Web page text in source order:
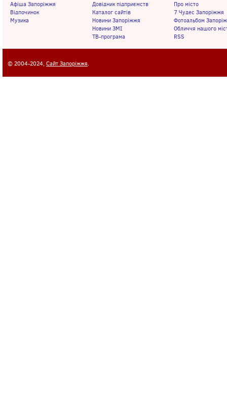
Афіша Запоріжжя
Відпочинок
Музика
Довідник підприємств
Каталог сайтів
Новини Запоріжжя
Новини ЗМІ
ТВ-програма
Про місто
7 Чудес Запоріжжя
Фотоальбом
Обличчя нашого
RSS
© 2004-2024, Сайт Запоріжжя.